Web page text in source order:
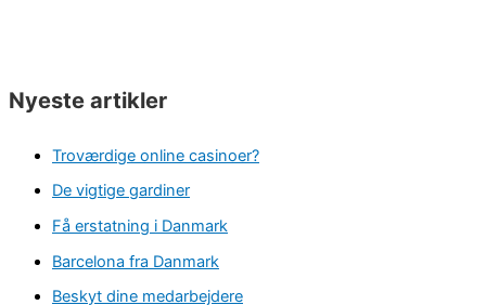
Nyeste artikler
Troværdige online casinoer?
De vigtige gardiner
Få erstatning i Danmark
Barcelona fra Danmark
Beskyt dine medarbejdere